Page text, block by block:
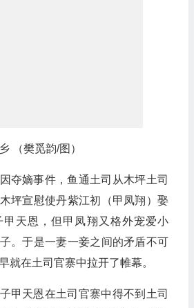
（樊觅韵/图）
夺嫡事件，鱼通土司从木坪土司
坪宣慰使丹紫江初（甲凤翔）娶
甲天恩，但甲凤翔又格外宠爱小
。于是一妻一妾之间的矛盾不可
就在土司官寨中拉开了帷幕。
甲天恩在土司官寨中得不到土司